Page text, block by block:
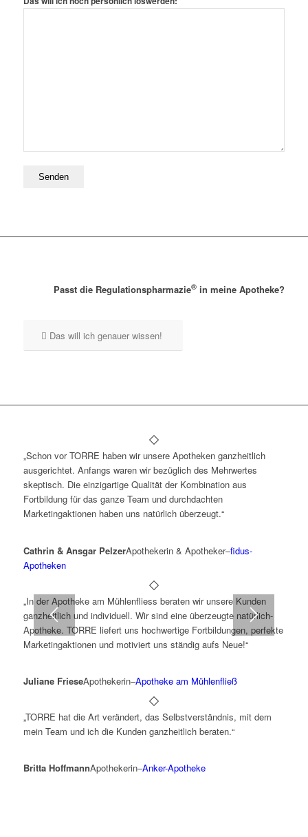
Passt die Regulationspharmazie® in meine Apotheke?
Das will ich genauer wissen!
„Schon vor TORRE haben wir unsere Apotheken ganzheitlich
ausgerichtet. Anfangs waren wir bezüglich des Mehrwertes
skeptisch. Die einzigartige Qualität der Kombination aus
Fortbildung für das ganze Team und durchdachten
Marketingaktionen haben uns natürlich überzeugt.“
Cathrin & Ansgar PelzerApothekerin & Apotheker–fidus-
Apotheken
„In der Apotheke am Mühlenfliess beraten wir unsere Kunden
ganzheitlich und individuell. Wir sind eine überzeugte natürlich-
Apotheke. TORRE liefert uns hochwertige Fortbildungen, perfekte
Marketingaktionen und motiviert uns ständig aufs Neue!“
Juliane FrieseApothekerin–Apotheke am Mühlenfließ
„TORRE hat die Art verändert, das Selbstverständnis, mit dem
mein Team und ich die Kunden ganzheitlich beraten.“
Britta HoffmannApothekerin–Anker-Apotheke